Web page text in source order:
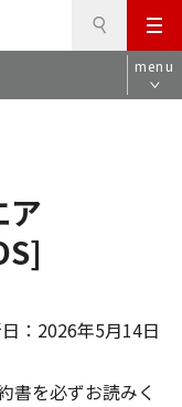
メ
ニ
ュ
menu
ア
：2026年5月14日
書を必ずお読みく